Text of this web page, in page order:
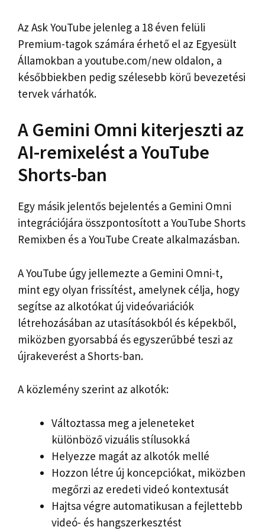
Az Ask YouTube jelenleg a 18 éven felüli
Premium-tagok számára érhető el az Egyesült
Államokban a youtube.com/new oldalon, a
későbbiekben pedig szélesebb körű bevezetési
tervek várhatók.
A Gemini Omni kiterjeszti az
AI-remixelést a YouTube
Shorts-ban
Egy másik jelentős bejelentés a Gemini Omni
integrációjára összpontosított a YouTube Shorts
Remixben és a YouTube Create alkalmazásban.
A YouTube úgy jellemezte a Gemini Omni-t,
mint egy olyan frissítést, amelynek célja, hogy
segítse az alkotókat új videóvariációk
létrehozásában az utasításokból és képekből,
miközben gyorsabbá és egyszerűbbé teszi az
újrakeverést a Shorts-ban.
A közlemény szerint az alkotók:
Változtassa meg a jeleneteket
különböző vizuális stílusokká
Helyezze magát az alkotók mellé
Hozzon létre új koncepciókat, miközben
megőrzi az eredeti videó kontextusát
Hajtsa végre automatikusan a fejlettebb
videó- ​​és hangszerkesztést